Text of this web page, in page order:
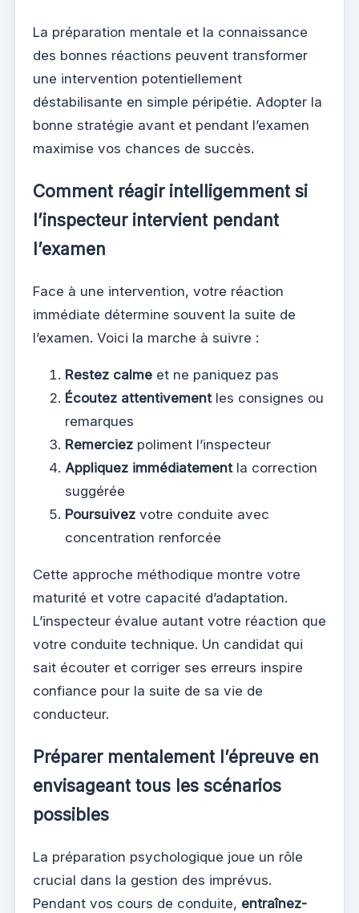
La préparation mentale et la connaissance
des bonnes réactions peuvent transformer
une intervention potentiellement
déstabilisante en simple péripétie. Adopter la
bonne stratégie avant et pendant l’examen
maximise vos chances de succès.
Comment réagir intelligemment si
l’inspecteur intervient pendant
l’examen
Face à une intervention, votre réaction
immédiate détermine souvent la suite de
l’examen. Voici la marche à suivre :
Restez calme et ne paniquez pas
Écoutez attentivementles consignes ou
remarques
Remerciez poliment l’inspecteur
Appliquez immédiatementla correction
suggérée
Poursuivez votre conduite avec
concentration renforcée
Cette approche méthodique montre votre
maturité et votre capacité d’adaptation.
L’inspecteur évalue autant votre réaction que
votre conduite technique. Un candidat qui
sait écouter et corriger ses erreurs inspire
confiance pour la suite de sa vie de
conducteur.
Préparer mentalement l’épreuve en
envisageant tous les scénarios
possibles
La préparation psychologique joue un rôle
crucial dans la gestion des imprévus.
Pendant vos cours de conduite, entraînez-